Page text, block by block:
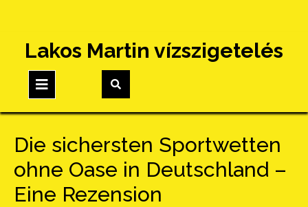
content
Lakos Martin vízszigetelés
Button
Die sichersten Sportwetten
ohne Oase in Deutschland –
Eine Rezension